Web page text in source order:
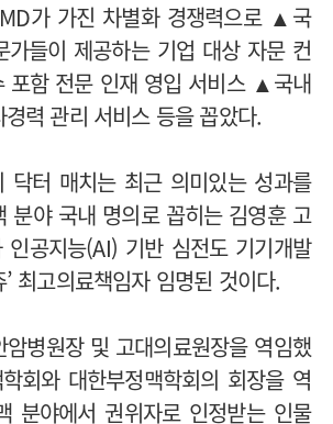
가 가진 차별화 경쟁력으로 ▲국
가들이 제공하는 기업 대상 자문 컨
함 전문 인재 영입 서비스 ▲국내
력 관리 서비스 등을 꼽았다.
닥터 매치는 최근 의미있는 성과를
분야 국내 명의로 꼽히는 김영훈 고
인공지능(AI) 기반 심전도 기기개발
최고의료책임자 임명된 것이다.
병원장 및 고대의료원장을 역임했
회와 대한부정맥학회의 회장을 역
분야에서 권위자로 인정받는 인물